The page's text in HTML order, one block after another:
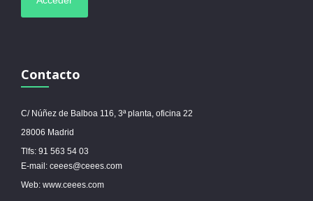
Contacto
C/ Núñez de Balboa 116, 3ª planta, oficina 22
28006 Madrid
Tlfs: 91 563 54 03
E-mail: ceees@ceees.com
Web: www.ceees.com